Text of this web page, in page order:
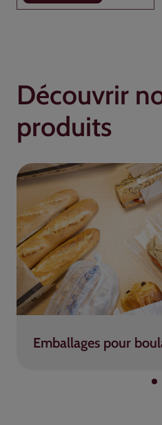
Découvrir
produits
Emballages pour